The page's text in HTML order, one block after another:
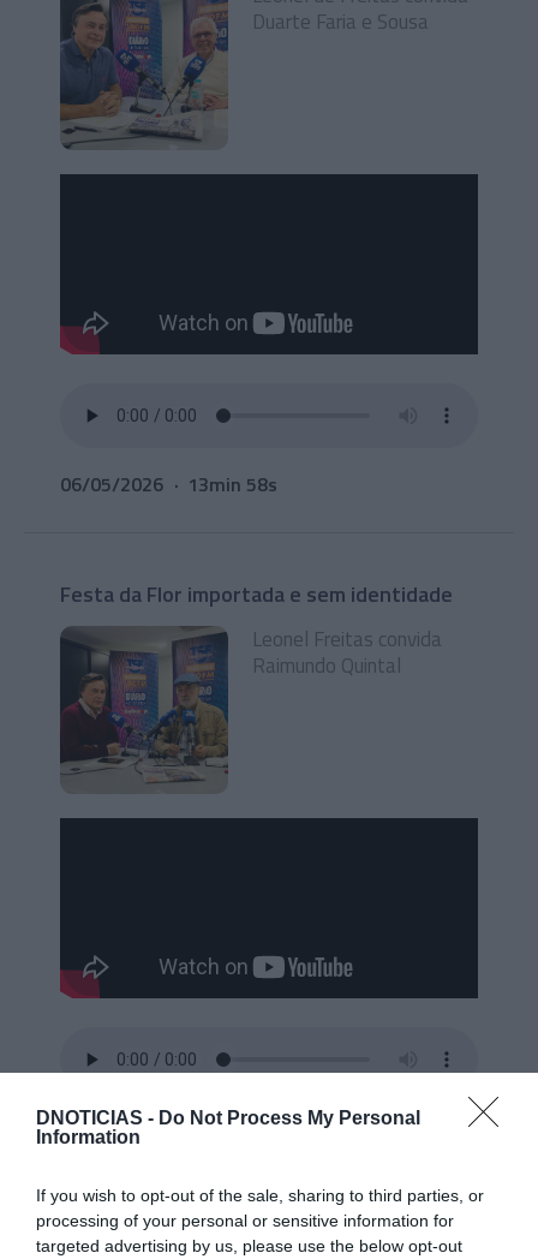
DNOTICIAS - Do Not Process My Personal
Information
If you wish to opt-out of the sale, sharing to third parties, or
processing of your personal or sensitive information for
targeted advertising by us, please use the below opt-out
Duarte Faria e Sousa
06/05/2026 13min 58s
Festa da Flor importada e sem identidade
Leonel Freitas convida
Raimundo Quintal
28/04/2026 18min 39s
Madeira terá de ampliar protecção do mar